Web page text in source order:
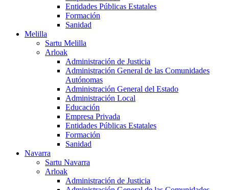
Entidades Públicas Estatales
Formación
Sanidad
Melilla
Sartu Melilla
Arloak
Administración de Justicia
Administración General de las Comunidades
Autónomas
Administración General del Estado
Administración Local
Educación
Empresa Privada
Entidades Públicas Estatales
Formación
Sanidad
Navarra
Sartu Navarra
Arloak
Administración de Justicia